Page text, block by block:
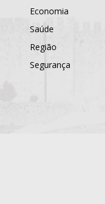
Economia
Saúde
Região
Segurança